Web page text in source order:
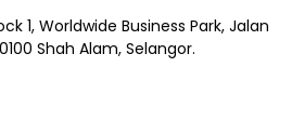
1, Worldwide Business Park, Jalan
Shah Alam, Selangor.